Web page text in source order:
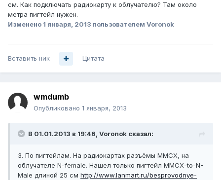
см. Как подключать радиокарту к облучателю? Там около
метра пигтейл нужен.
Изменено 1 января, 2013 пользователем Voronok
Вставить ник Цитата
wmdumb
Опубликовано 1 января, 2013
В 01.01.2013 в 19:46, Voronok сказал:
3. По пигтейлам. На радиокартах разъёмы MMCX, на
облучателе N-female. Нашел только пигтейл MMCX-to-N-
Male длиной 25 см http://www.lanmart.ru/besprovodnye-